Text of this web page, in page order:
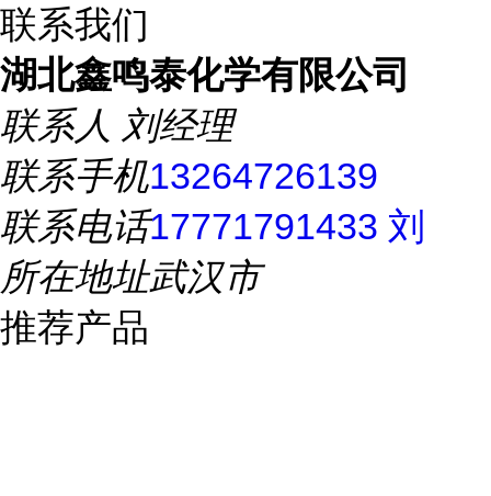
联系我们
湖北鑫鸣泰化学有限公司
联系人 刘经理
联系手机13264726139
联系电话17771791433 刘
所在地址武汉市
推荐产品